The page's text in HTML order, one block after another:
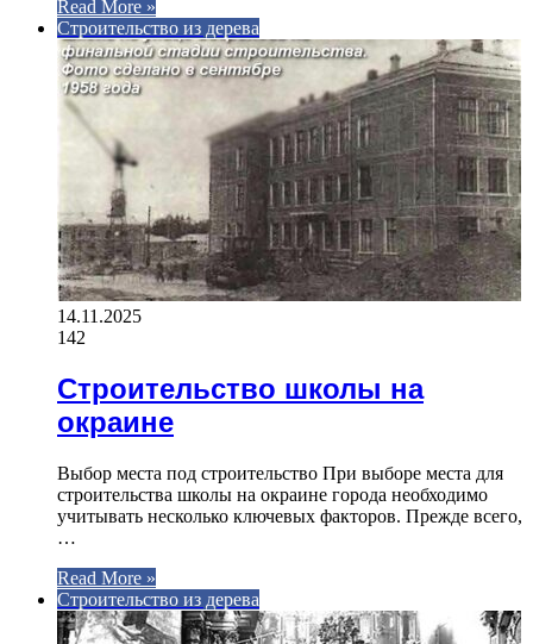
Read More »
Строительство из дерева
14.11.2025
142
Строительство школы на
окраине
Выбор места под строительство При выборе места для
строительства школы на окраине города необходимо
учитывать несколько ключевых факторов. Прежде всего,
…
Read More »
Строительство из дерева